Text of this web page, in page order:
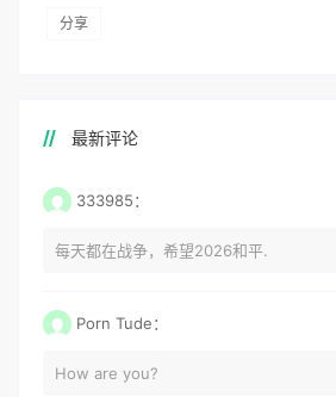
分享
最新评论
333985：
每天都在战争，希望2026和平.
Porn Tude：
How are you?